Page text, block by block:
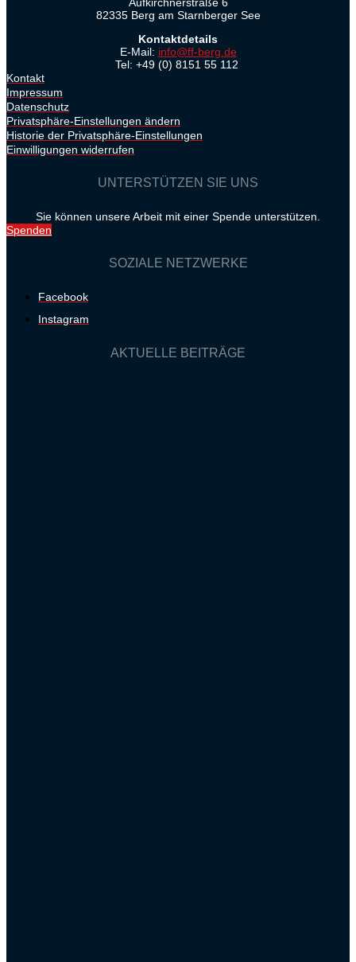
Aufkirchnerstraße 6
82335 Berg am Starnberger See
Kontaktdetails
E-Mail: info@ff-berg.de
Tel: +49 (0) 8151 55 112
Kontakt
Impressum
Datenschutz
Privatsphäre-Einstellungen ändern
Historie der Privatsphäre-Einstellungen
Einwilligungen widerrufen
UNTERSTÜTZEN SIE UNS
Sie können unsere Arbeit mit einer Spende unterstützen.
Spenden
SOZIALE NETZWERKE
Facebook
Instagram
AKTUELLE BEITRÄGE